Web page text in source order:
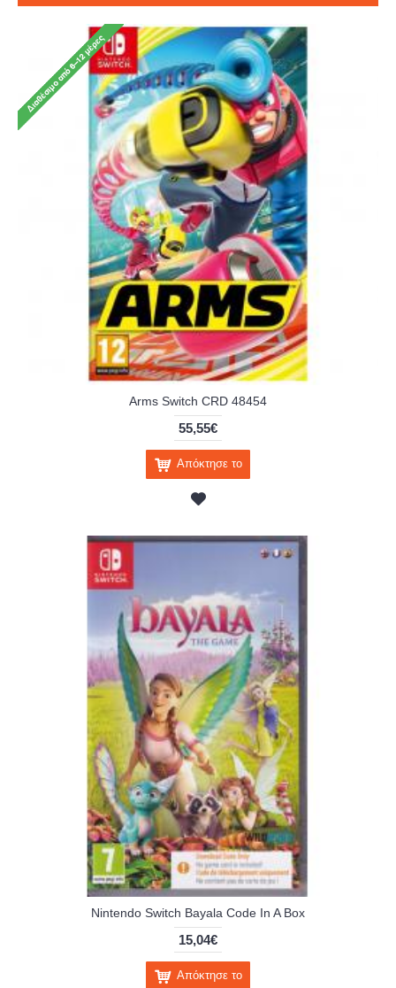
Arms Switch CRD 48454
55,55€
Απόκτησε το
Nintendo Switch Bayala Code In A Box
15,04€
Απόκτησε το